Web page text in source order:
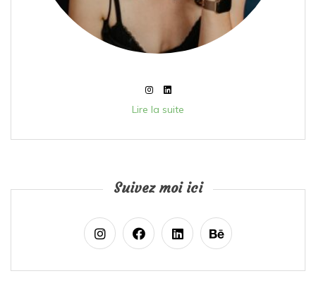
Lire la suite
Suivez moi ici